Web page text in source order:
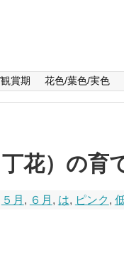
賞期 花色/葉色/実色
花）の育
５月 , ６月 , は, ピンク ,